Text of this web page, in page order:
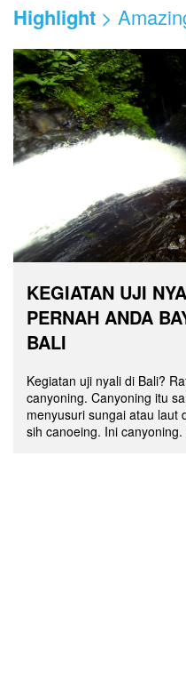
Highlight >
KEGIATAN UJI
PERNAH ANDA
BALI
Kegiatan uji nyali di Bali?
canyoning. Canyoning itu
menyusuri sungai atau laut
sih canoeing. Ini